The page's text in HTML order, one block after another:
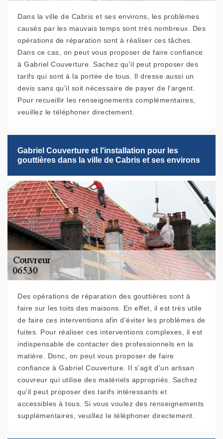
Dans la ville de Cabris et ses environs, les problèmes
causés par les mauvais temps sont très nombreux. Des
opérations de réparation sont à réaliser ces tâches.
Dans ce cas, on peut vous proposer de faire confiance
à Gabriel Couverture. Sachez qu'il peut proposer des
tarifs qui sont à la portée de tous. Il dresse aussi un
devis sans qu'il soit nécessaire de payer de l'argent.
Pour recueillir les renseignements complémentaires,
veuillez le téléphoner directement.
Gabriel Couverture et l'installation pour les
gouttières dans la ville de Cabris et ses environs
Des opérations de réparation des gouttières sont à
faire sur les toits des maisons. En effet, il est très utile
de faire ces interventions afin d'éviter les problèmes de
fuites. Pour réaliser ces interventions complexes, il est
indispensable de contacter des professionnels en la
matière. Donc, on peut vous proposer de faire
confiance à Gabriel Couverture. Il s'agit d'un artisan
couvreur qui utilise des matériels appropriés. Sachez
qu'il peut proposer des tarifs intéressants et
accessibles à tous. Si vous voulez des renseignements
supplémentaires, veuillez le téléphoner directement.